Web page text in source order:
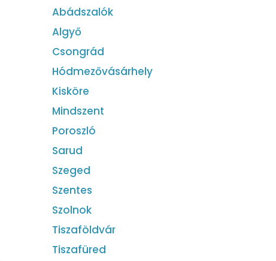
Abádszalók
Algyő
Csongrád
Hódmezővásárhely
Kisköre
Mindszent
Poroszló
Sarud
Szeged
Szentes
Szolnok
Tiszaföldvár
Tiszafüred